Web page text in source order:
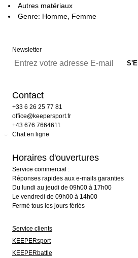
Autres matériaux
Genre: Homme, Femme
Newsletter
Contact
+33 6 26 25 77 81
office@keepersport.fr
+43 676 7664611
Chat en ligne
Horaires d'ouvertures
Service commercial :
Réponses rapides aux e-mails garanties
Du lundi au jeudi de 09h00 à 17h00
Le vendredi de 09h00 à 14h00
Fermé tous les jours fériés
Service clients
KEEPERsport
KEEPERbattle